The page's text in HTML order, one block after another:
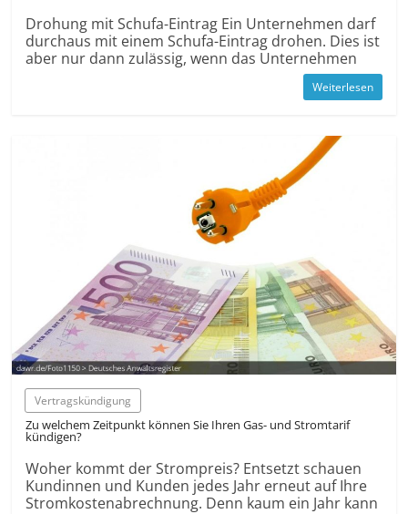
Drohung mit Schufa-Eintrag Ein Unternehmen darf
durchaus mit einem Schufa-Eintrag drohen. Dies ist
aber nur dann zulässig, wenn das Unternehmen
Weiterlesen
Vertrags­kündigung
Zu welchem Zeitpunkt können Sie Ihren Gas- und Stromtarif
kündigen?
Woher kommt der Strompreis? Entsetzt schauen
Kundinnen und Kunden jedes Jahr erneut auf Ihre
Stromkosten­abrechnung. Denn kaum ein Jahr kann